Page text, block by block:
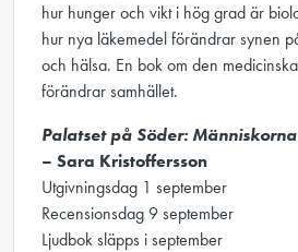
hur hunger och vikt i hög grad är
hur nya läkemedel förändrar synen
och hälsa. En bok om den
förändrar samhället.
Palatset på Söder:
– Sara Kristoffersson
Utgivningsdag 1 september
Recensionsdag 9 september
Ljudbok släpps i september